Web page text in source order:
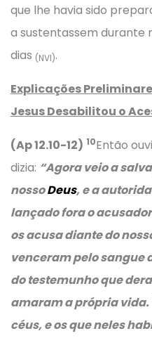
que lhe havia sido
a sustentassem durante
dias (NVI).
Explicações
Jesus Desabilitou o
(Ap 12.10-12) 10Então
dizia: “Agora veio a
nossoDeus, e a
lançado fora o
os acusa diante do
venceram pelo sangue
do testemunho que
amaram a própria vida.
céus, e os que neles